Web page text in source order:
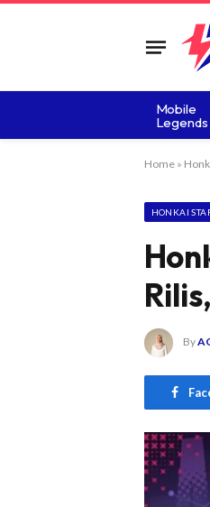
Mobile
Legends
Home»
HONKAI
By